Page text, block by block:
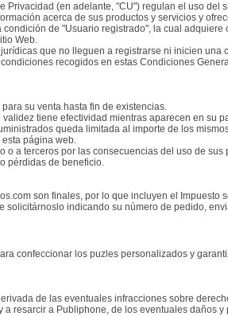
(en adelante, "CU") regulan el uso del
acerca de sus productos y servicios y
de "Usuario registrado", la cual
Web.
que no lleguen a registrarse ni inicien
recogidos en estas Condiciones
su venta hasta fin de existencias.
tiene efectividad mientras aparecen en su
queda limitada al importe de los
página web.
a terceros por las consecuencias del uso de
pérdidas de beneficio.
son finales, por lo que incluyen el Impuesto
solicitárnoslo indicando su número de pedido,
confeccionar los puzles personalizados y
de las eventuales infracciones sobre
resarcir a Publiphone, de los eventuales daños